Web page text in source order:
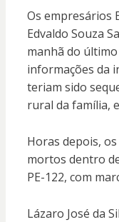
Os empresários
Edvaldo Souza
manhã do
informações da
teriam sido
rural da família,
Horas depois,
mortos dentro
PE-122, com
Lázaro José da